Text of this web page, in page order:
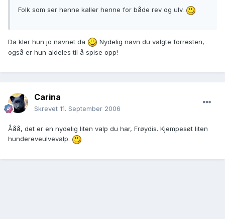
Folk som ser henne kaller henne for både rev og ulv.
Da kler hun jo navnet da
Nydelig navn du valgte forresten,
også er hun aldeles til å spise opp!
Carina
Skrevet 11. September 2006
Ååå, det er en nydelig liten valp du har, Frøydis. Kjempesøt liten
hundereveulvevalp.